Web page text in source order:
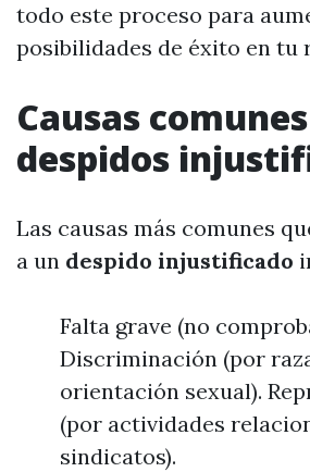
todo este proceso para
posibilidades de éxito en tu
Causas
despidos
Las causas más comunes
a un despido injustificado
Falta grave (no
Discriminación (por
orientación sexual).
(por actividades
sindicatos).